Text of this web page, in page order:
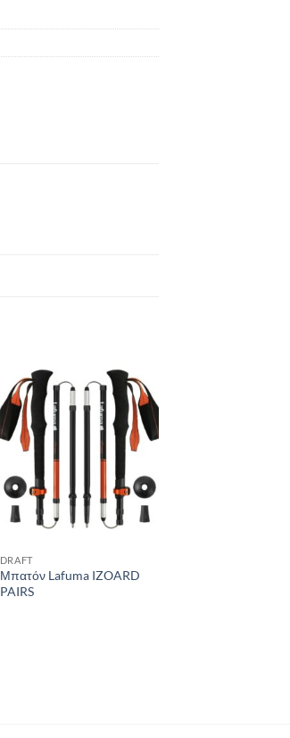
Add to
wishlist
DRAFT
Μπατόν Lafuma IZOARD
PAIRS